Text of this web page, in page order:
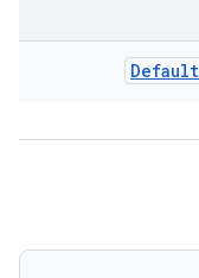
Default